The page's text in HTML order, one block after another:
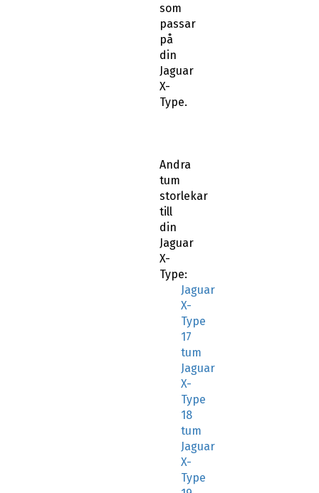
som
passar
på
din
Jaguar
X-
Type.
Andra
tum
storlekar
till
din
Jaguar
X-
Type:
Jaguar
X-
Type
17
tum
Jaguar
X-
Type
18
tum
Jaguar
X-
Type